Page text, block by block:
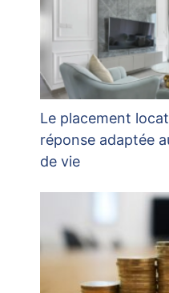
Le placement
réponse adaptée
de vie